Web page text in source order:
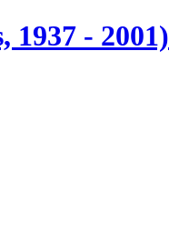
1937 - 2001)